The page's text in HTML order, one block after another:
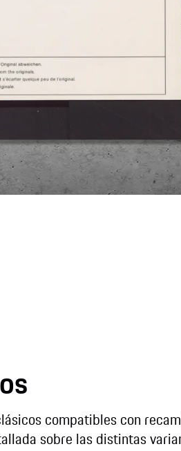
compatibles con
sobre las distintas